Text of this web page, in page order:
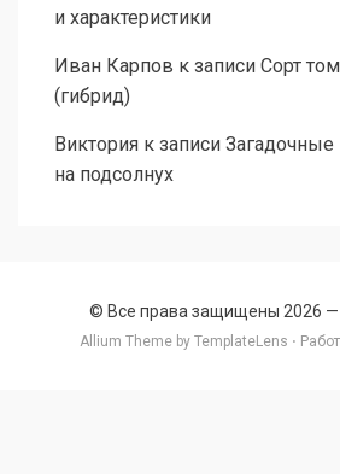
и характеристики
Иван Карпов к записи Сорт
(гибрид)
Виктория к записи
на подсолнух
© Все права защищены 2026 —
Allium Theme by TemplateLens ⋅